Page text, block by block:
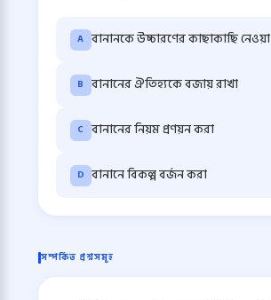
A বানানকে উচ্চারণের কাছাকাছি নেওয়া
B বানানের ঐতিহ্যকে বজায় রাখা
C বানানের নিয়ম প্রণয়ন করা
D বানানে বিকল্প বর্জন করা
সম্পর্কিত প্রশ্নসমূহ